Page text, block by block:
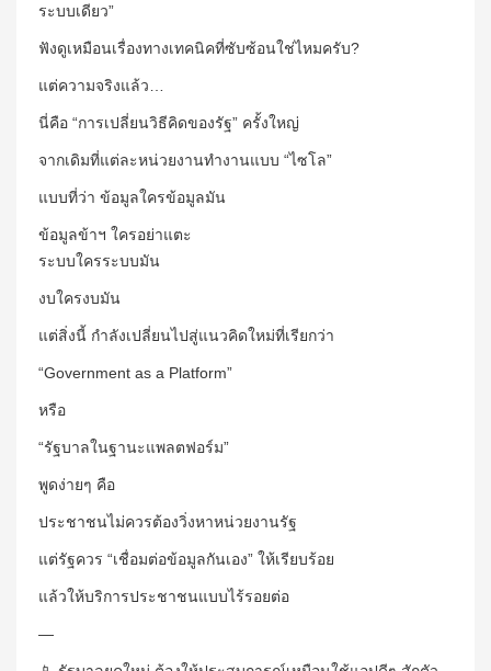
ระบบเดียว”
ฟังดูเหมือนเรื่องทางเทคนิคที่ซับซ้อนใช่ไหมครับ?
แต่ความจริงแล้ว…
นี่คือ “การเปลี่ยนวิธีคิดของรัฐ” ครั้งใหญ่
จากเดิมที่แต่ละหน่วยงานทำงานแบบ “ไซโล”
แบบที่ว่า ข้อมูลใครข้อมูลมัน
ข้อมูลข้าฯ ใครอย่าแตะ
ระบบใครระบบมัน
งบใครงบมัน
แต่สิ่งนี้ กำลังเปลี่ยนไปสู่แนวคิดใหม่ที่เรียกว่า
“Government as a Platform”
หรือ
“รัฐบาลในฐานะแพลตฟอร์ม”
พูดง่ายๆ คือ
ประชาชนไม่ควรต้องวิ่งหาหน่วยงานรัฐ
แต่รัฐควร “เชื่อมต่อข้อมูลกันเอง” ให้เรียบร้อย
แล้วให้บริการประชาชนแบบไร้รอยต่อ
—